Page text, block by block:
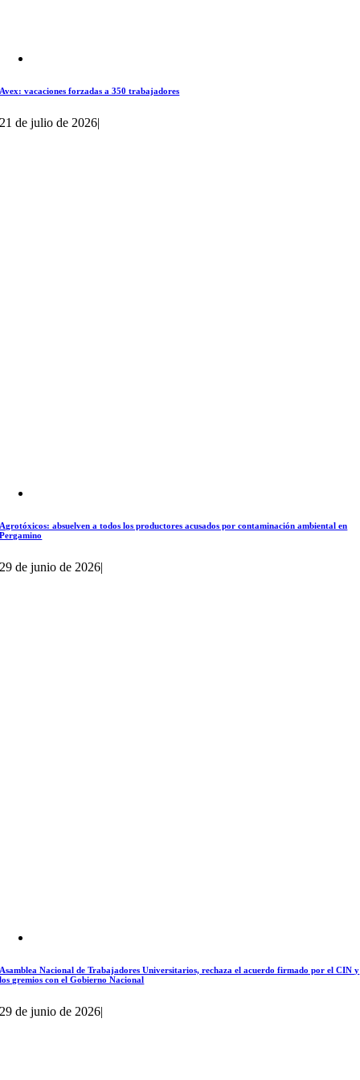
Avex: vacaciones forzadas a 350 trabajadores
21 de julio de 2026|
Agrotóxicos: absuelven a todos los productores acusados por contaminación ambiental en
Pergamino
29 de junio de 2026|
Asamblea Nacional de Trabajadores Universitarios, rechaza el acuerdo firmado por el CIN y
los gremios con el Gobierno Nacional
29 de junio de 2026|